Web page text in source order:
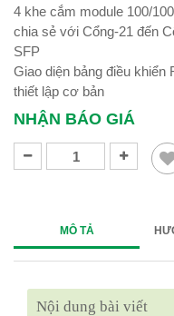
4 khe cắm module 100/
chia sẻ với Cổng-21 đến
SFP
Giao diện bảng điều khiển
thiết lập cơ bản
NHẬN BÁO GIÁ
MÔ TẢ
Nội dung bài viết